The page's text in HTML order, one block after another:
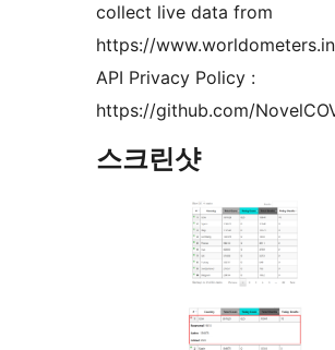
collect live data from
https://
API Privacy Policy :
https://github.com/
스크린샷